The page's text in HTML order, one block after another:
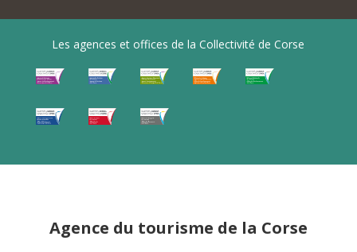
Les agences et offices de la Collectivité de Corse
Agence du tourisme de la Corse